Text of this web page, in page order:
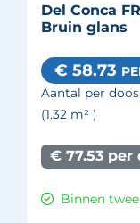
Del Conca
Bruin glans
€ 58.73
Aantal per doos
(1.32 m² )
€ 77.53 per
Binnen